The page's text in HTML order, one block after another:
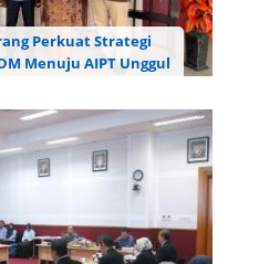
Perkuat Strategi
Menuju AIPT Unggul
Semarang memperkuat
sumber daya manusia
Akreditasi Institusi
Unggul melalui diskusi